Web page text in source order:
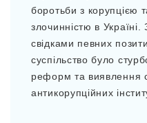
боротьби з корупцією
злочинністю в
свідками певних
суспільство було
реформ та виявлення
антикорупційних